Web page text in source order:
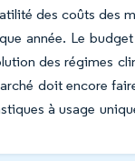
des coûts des
année. Le
des régimes
doit encore
à usage